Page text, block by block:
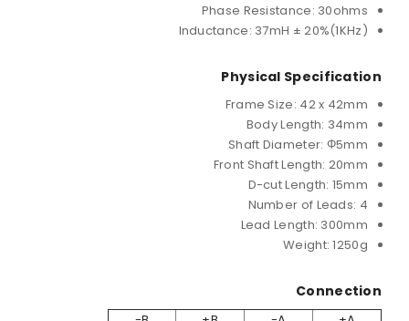
Phase
Inductance: 37mH
Physical
Frame
Body
Shaft
Front Shaft
D-cut
Lead